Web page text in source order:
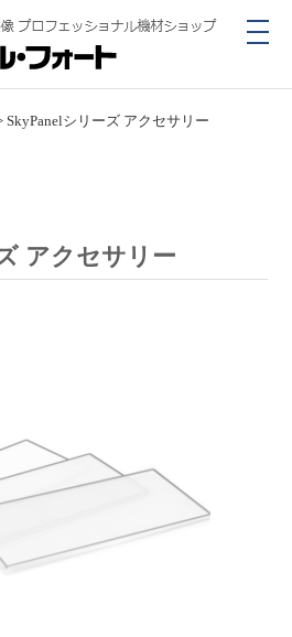
SkyPanelシリーズ アクセサリー
アクセサリー